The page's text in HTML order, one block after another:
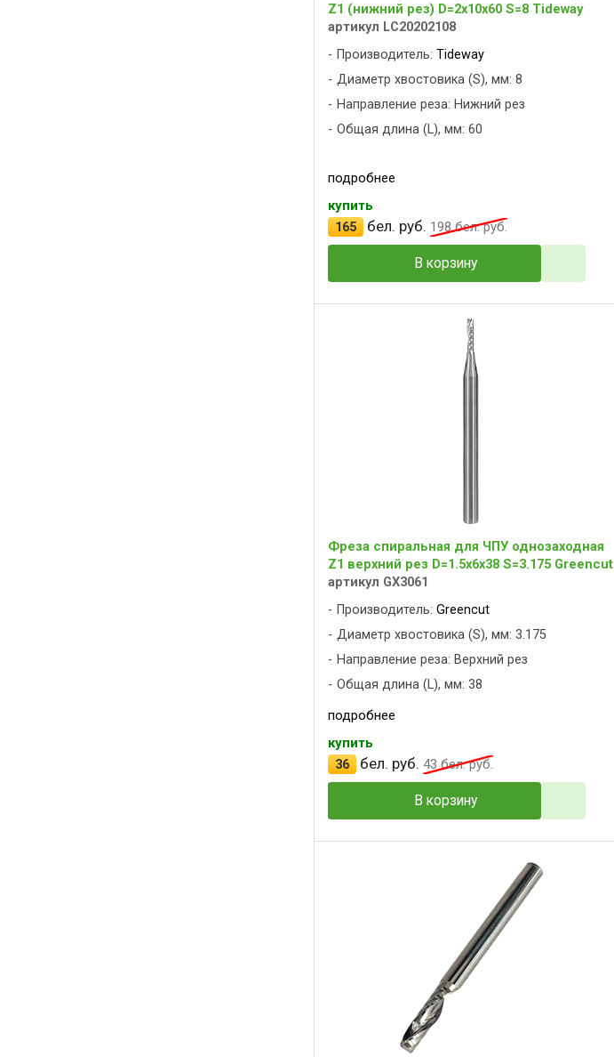
Z1 (нижний рез) D=2x10x60 S=8 Tideway
артикул LC20202108
Производитель: Tideway
Диаметр хвостовика (S), мм: 8
Направление реза: Нижний рез
Общая длина (L), мм: 60
подробнее
купить
165 бел. руб. 198бел. руб.
В корзину
Фреза спиральная для ЧПУ однозаходная
Z1 верхний рез D=1.5x6x38 S=3.175 Greencut
артикул GX3061
Производитель: Greencut
Диаметр хвостовика (S), мм: 3.175
Направление реза: Верхний рез
Общая длина (L), мм: 38
подробнее
купить
36 бел. руб. 43 бел. руб.
В корзину